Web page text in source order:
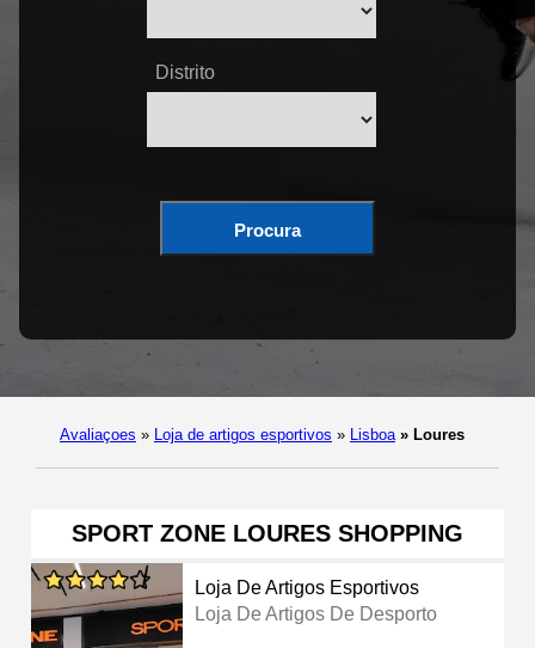
Distrito
Procura
Avaliaçoes » Loja de artigos esportivos » Lisboa » Loures
SPORT ZONE LOURES SHOPPING
Loja De Artigos Esportivos
Loja De Artigos De Desporto